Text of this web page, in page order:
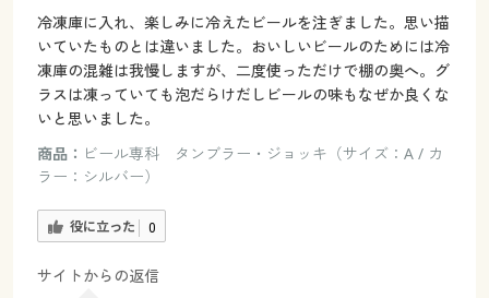
冷凍庫に入れ、楽しみに冷えたビールを注ぎました。思い描
いていたものとは違いました。おいしいビールのためには冷
凍庫の混雑は我慢しますが、二度使っただけで棚の奥へ。グ
ラスは凍っていても泡だらけだしビールの味もなぜか良くな
いと思いました。
商品： ビール専科 タンブラー・ジョッキ（サイズ：A / カ
ラー：シルバー）
役に立った 0
サイトからの返信